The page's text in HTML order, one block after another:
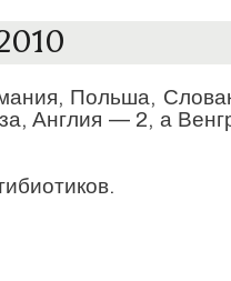
Польша,
Англия — 2, а